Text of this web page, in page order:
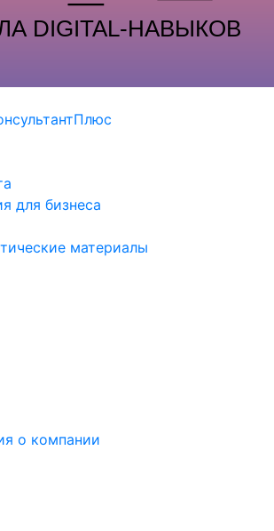
DIGITAL-НАВЫКОВ
для бизнеса
материалы
о компании